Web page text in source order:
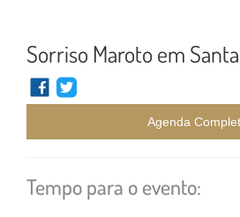
Sorriso Maroto em
Agenda
Tempo para o evento: